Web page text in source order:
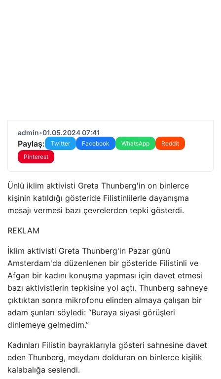
admin•01.05.2024 07:41
Paylaş: Twitter Facebook WhatsApp
Reddit
Pinterest
Ünlü iklim aktivisti Greta Thunberg'in on binlerce
kişinin katıldığı gösteride Filistinlilerle dayanışma
mesajı vermesi bazı çevrelerden tepki gösterdi.
REKLAM
İklim aktivisti Greta Thunberg'in Pazar günü
Amsterdam'da düzenlenen bir gösteride Filistinli ve
Afgan bir kadını konuşma yapması için davet etmesi
bazı aktivistlerin tepkisine yol açtı. Thunberg sahneye
çıktıktan sonra mikrofonu elinden almaya çalışan bir
adam şunları söyledi: “Buraya siyasi görüşleri
dinlemeye gelmedim.”
Kadınları Filistin bayraklarıyla gösteri sahnesine davet
eden Thunberg, meydanı dolduran on binlerce kişilik
kalabalığa seslendi.